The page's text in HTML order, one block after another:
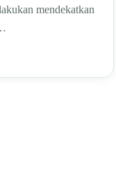
mendekatkan